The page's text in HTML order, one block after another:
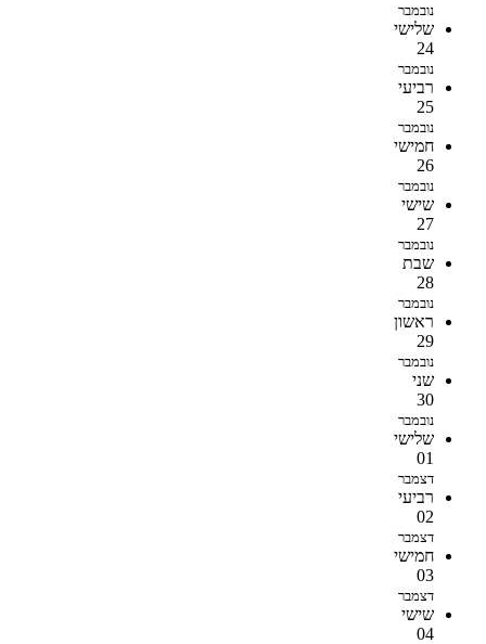
נובמבר
שלישי
24
נובמבר
רביעי
25
נובמבר
חמישי
26
נובמבר
שישי
27
נובמבר
שבת
28
נובמבר
ראשון
29
נובמבר
שני
30
נובמבר
שלישי
01
דצמבר
רביעי
02
דצמבר
חמישי
03
דצמבר
שישי
04